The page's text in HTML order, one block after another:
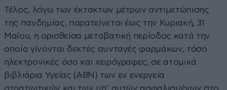
Τέλος, λόγω των έκτακτων μέτρων αντιμετώπισης
της πανδημίας, παρατείνεται έως την Κυριακή, 31
Μαίου, η ορισθείσα μεταβατική περίοδος κατά την
οποία γίνονται δεκτές συνταγές φαρμάκων, τόσο
ηλεκτρονικές όσο και χειρόγραφες, σε ατομικά
βιβλιάρια Υγείας (ΑΒΝ) των εν ενεργεία
στρατιωτικών και των υπ’ αυτών ασφαλισμένων στο